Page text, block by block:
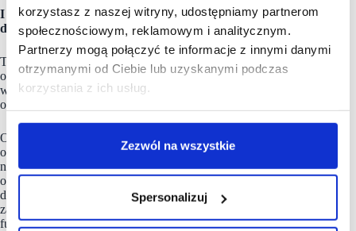
korzystasz z naszej witryny, udostępniamy partnerom
społecznościowym, reklamowym i analitycznym.
Partnerzy mogą połączyć te informacje z innymi danymi
otrzymanymi od Ciebie lub uzyskanymi podczas
korzystania z ich usług.
Zezwól na wszystkie
Spersonalizuj
I wówczas po raz drugi będziemy mieli szalone lata
dwudzieste….
Tak, ale możemy równie dobrze pójść drugą ścieżką. Może się
okazać, że zasiedzieliśmy się i zostaniemy na tej kanapie,
wybierając pomiędzy sześcioma platformami. Że zapomnimy
o kinie, restauracji, hotelu, kręglach….
Osobiście należę do tych, którzy wierzą, że branże rozrywkowe
odzyskają swoją moc. W tym oczywiście kina, chociaż
nie wszystkie firmy kinowe przetrwają – mówię tutaj
o globalnej perspektywie. O tym, kto pokona obecny kryzys,
decydować będzie skala działania, dostęp do funduszy, poziom
zadłużenia w momencie wybuchu pandemii oraz sposób
funkcjonowania na rynku.